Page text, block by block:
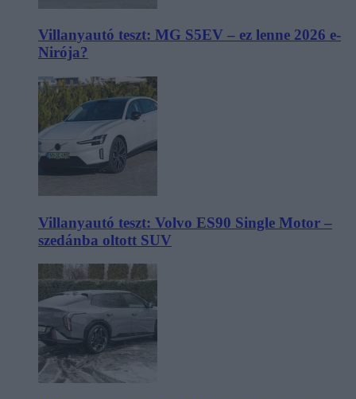
Villanyautó teszt: MG S5EV – ez lenne 2026 e-
Nirója?
Villanyautó teszt: Volvo ES90 Single Motor –
szedánba oltott SUV